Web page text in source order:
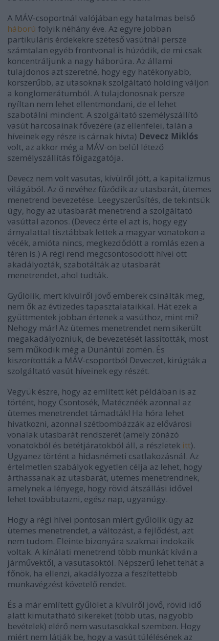
A MÁV-csoportnál valójában egy hatalmas belső
háború folyik néhány éve. Az egyre jobban
partikuláris érdekekre széteső vasútnál persze
számtalan egyéb frontvonal is húzódik, de mi csak
koncentráljunk a nagy háborúra. Az állami
tulajdonos azt szeretné, hogy egy hatékonyabb,
korszerűbb, az utasoknak szolgáltató holding váljon
a konglomerátumból. A tulajdonosnak persze
nyíltan nem lehet ellentmondani, de el lehet
szabotálni mindent. A szolgáltató személyszállító
vasút harcosainak fővezére (az ellenfelei, talán a
híveinek egy része is cárnak hívta) Devecz Miklós
volt, az akkor még a MÁV-on belül létező
személyszállítás főigazgatója.
Devecz nem volt vasutas, kívülről jött, a kapitalizmus
világából. Az ő nevéhez fűződik az utasbarát, ütemes
menetrend bevezetése. Leegyszerűsítés, de tekintsük
úgy, hogy az utasbarát menetrend a szolgáltató
vasúttal azonos. (Devecz érte el azt is, hogy egy
árnyalattal tisztábbak lettek a magyar vonatokon a
vécék, amióta nincs, megkezdődött a romlás ezen a
téren is.) A régi rend megcsontosodott hívei ott
akadályozták, szabotálták az utasbarát
menetrendet, ahol tudták.
Gyűlölik, mert kívülről jövő emberek csinálták meg,
nem ők az évtizedes tapasztalataikkal. Hát ezek a
gyüttmentek jobban értenek a vasúthoz, mint mi?
Nehogy már! Az ütemes menetrendet nem sikerült
megakadályozniuk, de bevezetését lassították, most
sem működik még a Dunántúl zömén. És
kiszorították a MÁV-csoportból Deveczet, kirúgták a
szolgáltató vasút híveinek egy részét.
Vegyük észre, hogy az említett két példában is az
történt, hogy Csontosék, Matécznéék azonnal az
ütemes menetrendet támadták! Ha hóra lehet
hivatkozni, azonnal szétbombázzák az elővárosi
vonalak utasbarát rendszerét (amely zónázó
vonatokból és betétjáratokból áll, a részletek itt).
Ugyanez történt a hidasnémeti csatlakozásnál. Az
értelmetlen szabályok egyetlen célja az lehet, hogy
árthassanak az utasbarát, ütemes menetrendnek,
amelynek a lényege, hogy rövid átszállási idővel
lehet továbbutazni, egész nap, ugyanúgy.
Hogy a régi hívei pontosan miért gyűlölik úgy az
ütemes menetrendet, a változást, a fejlődést, azt
nem tudom. Eleinte bizonyára szakmai indokaik
voltak. A kínálati menetrend több munkát kíván a
járművektől, a vasutasoktól. Népszerű lehet tehát a
főnök, ha ellenzi, akadályozza a feszítettebb
munkavégzést követelő rendet.
És a már említett gyűlölet a kívülről jövő, rövid idő
alatt kimutatható sikereket (több utas, nagyobb
bevételek) elérő nem vasutasokkal szemben. Hogy
miért nem látják be, hogy a vasút túlélésének az